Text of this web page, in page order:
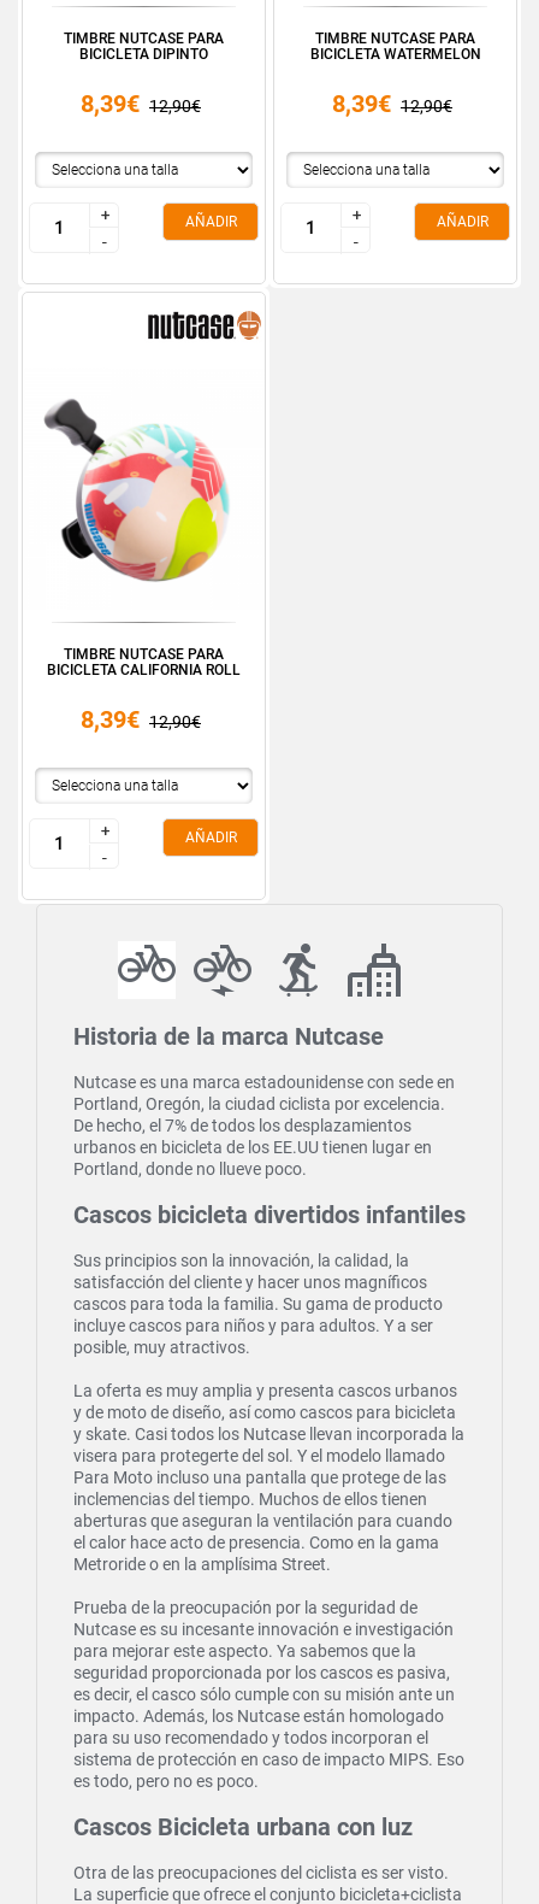
TIMBRE NUTCASE PARA
BICICLETA DIPINTO
8,39€ 12,90€
+
-
+
-
AÑADIR
TIMBRE NUTCASE PARA
BICICLETA WATERMELON
8,39€ 12,90€
+
-
+
-
AÑADIR
TIMBRE NUTCASE PARA
BICICLETA CALIFORNIA ROLL
8,39€ 12,90€
+
-
+
-
AÑADIR
Historia de la marca Nutcase
Nutcase es una marca estadounidense con sede en
Portland, Oregón, la ciudad ciclista por excelencia.
De hecho, el 7% de todos los desplazamientos
urbanos en bicicleta de los EE.UU tienen lugar en
Portland, donde no llueve poco.
Cascos bicicleta divertidos infantiles
Sus principios son la innovación, la calidad, la
satisfacción del cliente y hacer unos magníficos
cascos para toda la familia. Su gama de producto
incluye cascos para niños y para adultos. Y a ser
posible, muy atractivos.
La oferta es muy amplia y presenta cascos urbanos
y de moto de diseño, así como cascos para bicicleta
y skate. Casi todos los Nutcase llevan incorporada la
visera para protegerte del sol. Y el modelo llamado
Para Moto incluso una pantalla que protege de las
inclemencias del tiempo. Muchos de ellos tienen
aberturas que aseguran la ventilación para cuando
el calor hace acto de presencia. Como en la gama
Metroride o en la amplísima Street.
Prueba de la preocupación por la seguridad de
Nutcase es su incesante innovación e investigación
para mejorar este aspecto. Ya sabemos que la
seguridad proporcionada por los cascos es pasiva,
es decir, el casco sólo cumple con su misión ante un
impacto. Además, los Nutcase están homologado
para su uso recomendado y todos incorporan el
sistema de protección en caso de impacto MIPS. Eso
es todo, pero no es poco.
Cascos Bicicleta urbana con luz
Otra de las preocupaciones del ciclista es ser visto.
La superficie que ofrece el conjunto bicicleta+ciclista